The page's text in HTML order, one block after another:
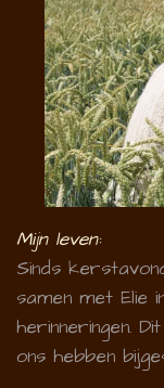
Mijn leven:
Sinds
samen met Elie
herinneringen.
ons hebben